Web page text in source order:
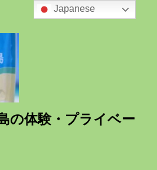
の体験・プライベー
Japanese